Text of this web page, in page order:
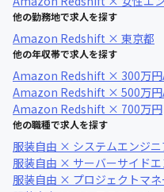
他の勤務地で求人を探す
Amazon Redshift × 東京都
他の年収帯で求人を探す
Amazon Redshift × 300万円
Amazon Redshift × 500万円
Amazon Redshift × 700万円
他の職種で求人を探す
服装自由 × システムエンジニ
服装自由 × サーバーサイドエ
服装自由 × プロジェクトマネ